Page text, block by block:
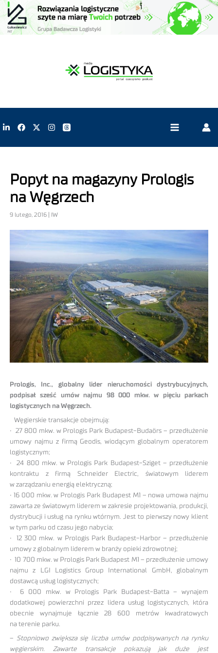
Popyt na magazyny Prologis
na Węgrzech
9 lutego, 2016 | IW
Prologis, Inc., globalny lider nieruchomości dystrybucyjnych,
podpisał sześć umów najmu 98 000 mkw. w pięciu parkach
logistycznych na Węgrzech.
Węgierskie transakcje obejmują:
• 27 800 mkw. w Prologis Park Budapest-Budaörs – przedłużenie
umowy najmu z firmą Geodis, wiodącym globalnym operatorem
logistycznym;
• 24 800 mkw. w Prologis Park Budapest-Sziget – przedłużenie
kontraktu z firmą Schneider Electric, światowym liderem
w zarządzaniu energią elektryczną;
• 16 000 mkw. w Prologis Park Budapest M1 – nowa umowa najmu
zawarta ze światowym liderem w zakresie projektowania, produkcji,
dystrybucji i usług na rynku wtórnym. Jest to pierwszy nowy klient
w tym parku od czasu jego nabycia;
• 12 300 mkw. w Prologis Park Budapest-Harbor – przedłużenie
umowy z globalnym liderem w branży opieki zdrowotnej;
• 10 700 mkw. w Prologis Park Budapest M1 – przedłużenie umowy
najmu z LGI Logistics Group International GmbH, globalnym
dostawcą usług logistycznych;
• 6 000 mkw. w Prologis Park Budapest-Batta – wynajem
dodatkowej powierzchni przez lidera usług logistycznych, która
obecnie wynajmuje łącznie 28 600 metrów kwadratowych
na terenie parku.
– Stopniowo zwiększa się liczba umów podpisywanych na rynku
węgierskim. Zawarte transakcje pokazują jak duże jest